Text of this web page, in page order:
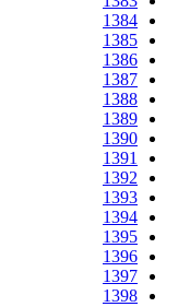
1384
1385
1386
1387
1388
1389
1390
1391
1392
1393
1394
1395
1396
1397
1398